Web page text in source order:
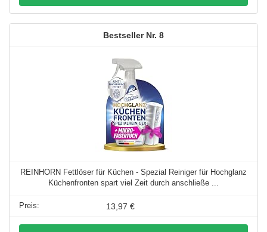
8
REINHORN Fettlöser für Küchen - Spezial Reiniger für Hochglanz
Küchenfronten spart viel Zeit durch anschließe ...
13,97 €